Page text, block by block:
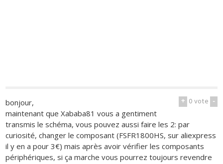
+ 0vote -
bonjour,
maintenant que Xababa81 vous a gentiment
transmis le schéma, vous pouvez aussi faire les 2: par
curiosité, changer le composant (FSFR1800HS, sur aliexpress
il y en a pour 3€) mais après avoir vérifier les composants
périphériques, si ça marche vous pourrez toujours revendre